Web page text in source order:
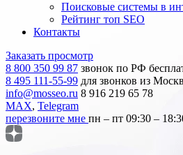
Поисковые системы в
Рейтинг топ SEO
Контакты
Заказать просмотр
8 800 350 99 87 звонок по РФ
8 495 111-55-99 для звонков из
info@mosseo.ru 8 916 219 65 78
MAX, Telegram
перезвоните мне пн – пт 09:30 –